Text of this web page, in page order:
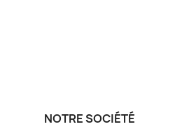
NOTRE SOCIÉTÉ